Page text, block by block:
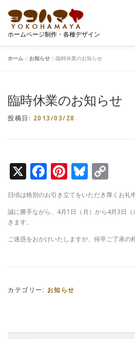
ツ
ホームページ制作・各種デザイン
Tシャツデザイン 無料ダウンロ
ホーム »お知らせ »臨時休業のお知らせ
臨時休業のお知らせ
投稿日: 2013/03/28
X Facebook
Pinterest
Bluesky
日頃は格別のお引き立てをいただき厚くお礼
誠に勝手ながら、4月1日（月）から4月3日
きます。
ご迷惑をおかけいたしますが、何卒ご了承の
カテゴリー: お知らせ